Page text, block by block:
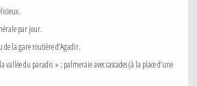
par jour.
de la gare routière d’Agadir.
vallée du paradis » ; palmeraie avec cascades (à la place d’une